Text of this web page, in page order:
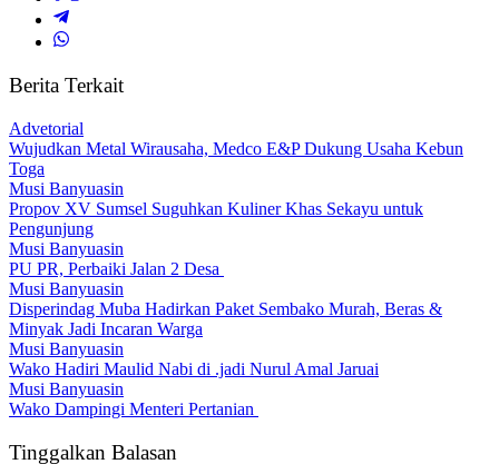
Berita Terkait
Advetorial
Wujudkan Metal Wirausaha, Medco E&P Dukung Usaha Kebun
Toga
Musi Banyuasin
Propov XV Sumsel Suguhkan Kuliner Khas Sekayu untuk
Pengunjung
Musi Banyuasin
PU PR, Perbaiki Jalan 2 Desa
Musi Banyuasin
Disperindag Muba Hadirkan Paket Sembako Murah, Beras &
Minyak Jadi Incaran Warga
Musi Banyuasin
Wako Hadiri Maulid Nabi di .jadi Nurul Amal Jaruai
Musi Banyuasin
Wako Dampingi Menteri Pertanian
Tinggalkan Balasan